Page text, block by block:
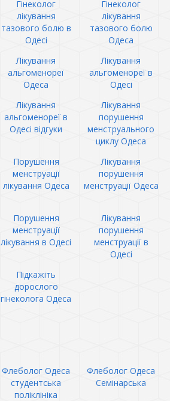
Гінеколог
лікування
тазового болю в
Одесі
Гінеколог
лікування
тазового болю
Одеса
Лікування
альгоменореї
Одеса
Лікування
альгоменореї в
Одесі
Лікування
альгоменореї в
Одесі відгуки
Лікування
порушення
менструального
циклу Одеса
Порушення
менструації
лікування Одеса
Лікування
порушення
менструації Одеса
Порушення
менструації
лікування в Одесі
Лікування
порушення
менструації в
Одесі
Підкажіть
дорослого
гінеколога Одеса
Флеболог Одеса
студентська
поліклініка
Флеболог Одеса
Семінарська